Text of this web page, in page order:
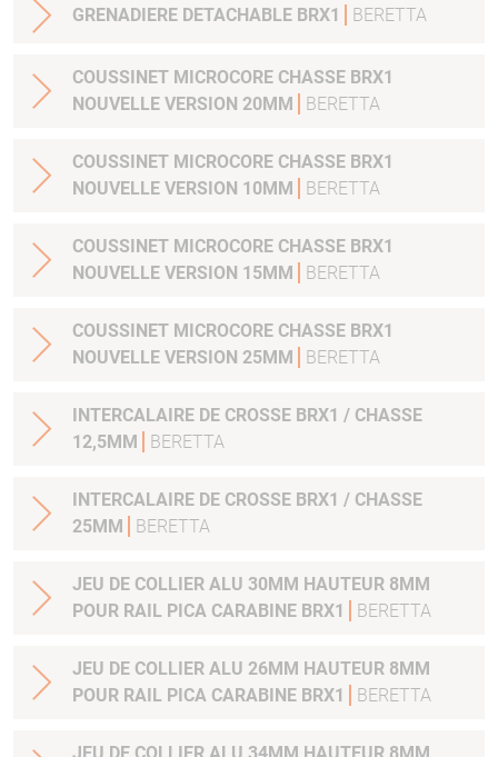
GRENADIERE DETACHABLE BRX1 BERETTA
COUSSINET MICROCORE CHASSE BRX1
NOUVELLE VERSION 20MM
BERETTA
COUSSINET MICROCORE CHASSE BRX1
NOUVELLE VERSION 10MM
BERETTA
COUSSINET MICROCORE CHASSE BRX1
NOUVELLE VERSION 15MM
BERETTA
COUSSINET MICROCORE CHASSE BRX1
NOUVELLE VERSION 25MM
BERETTA
INTERCALAIRE DE CROSSE BRX1 / CHASSE
12,5MM
BERETTA
INTERCALAIRE DE CROSSE BRX1 / CHASSE
25MM
BERETTA
JEU DE COLLIER ALU 30MM HAUTEUR 8MM
POUR RAIL PICA CARABINE BRX1
BERETTA
JEU DE COLLIER ALU 26MM HAUTEUR 8MM
POUR RAIL PICA CARABINE BRX1
BERETTA